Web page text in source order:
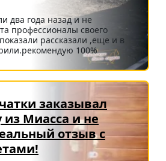
два года назад и не
профессионалы своего
рассказали ,еще и в
100%
заказывал
из Миасса и не
отзыв с